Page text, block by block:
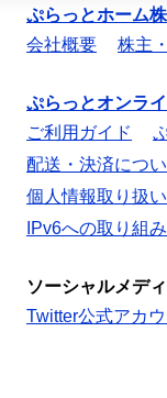
ぷらっとホーム
会社概要
株主
ぷらっとオンラ
ご利用ガイド
配送・決済につ
個人情報取り扱
IPv6への取り組み
ソーシャルメデ
Twitter公式アカウ